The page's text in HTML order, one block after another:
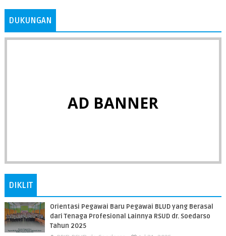
DUKUNGAN
AD BANNER
DIKLIT
Orientasi Pegawai Baru Pegawai BLUD yang Berasal
dari Tenaga Profesional Lainnya RSUD dr. Soedarso
Tahun 2025